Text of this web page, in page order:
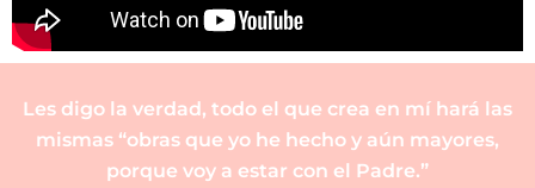
Les digo la verdad, todo el que crea en mí hará las
mismas “obras que yo he hecho y aún mayores,
porque voy a estar con el Padre.”